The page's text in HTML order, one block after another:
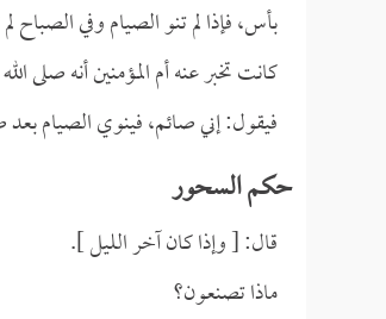
بأس، فإذا لم تنو الصيام وفي
كانت تخبر عنه أم المؤمنين أنه
فيقول: إني صائم، فينوي الصيام
حكم السحور
قال: [ وإذا كان آخر الليل ].
ماذا تصنعون؟